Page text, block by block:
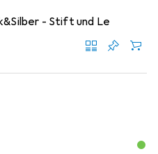
- Stift und Le